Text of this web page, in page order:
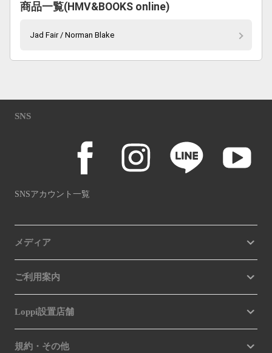
商品一覧(HMV&BOOKS online)
Jad Fair / Norman Blake
SNS
SNSアカウント一覧
メディア
ご利用案内
Loppi設置店舗
規約・その他